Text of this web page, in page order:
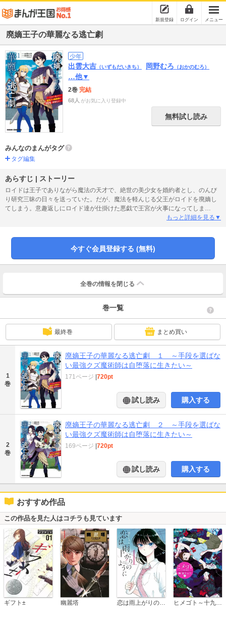
新規登録 ログイン メニュー
廃嫡王子の華麗なる逃亡劇
少年
出雲大吉 （いずもだいきち） 岡野むろ （おかのむろ）
…他▼
2巻 完結
68人 がお気に入り登録中
無料試し読み
みんなのまんがタグ
タグ編集
あらすじ | ストーリー
ロイドは王子でありながら魔法の天才で、絶世の美少女を婚約者とし、のんび
り研究三昧の日々を送っていた。だが、魔法を軽んじる父王がロイドを廃嫡し
てしまう。意趣返しにロイド達が仕掛けた悪戯で王宮が火事になってしま
もっと詳細を見る▼
今すぐ会員登録する (無料)
全巻の情報を 閉じる
巻一覧
最終巻 まとめ買い
1
巻
廃嫡王子の華麗なる逃亡劇 １ ～手段を選ばな
い最強クズ魔術師は自堕落に生きたい～
171ページ |720pt
試し読み 購入する
2
巻
廃嫡王子の華麗なる逃亡劇 ２ ～手段を選ばな
い最強クズ魔術師は自堕落に生きたい～
169ページ |720pt
試し読み 購入する
おすすめ作品
この作品を見た人はコチラも見ています
ギフト± 幽麗塔 ヒメゴト～十九歳の制服～